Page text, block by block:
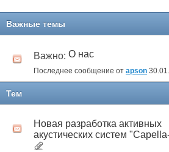
Важные темы
Важно: О нас
Последнее сообщение от apson
Тем
Новая разработка активных
акустических систем